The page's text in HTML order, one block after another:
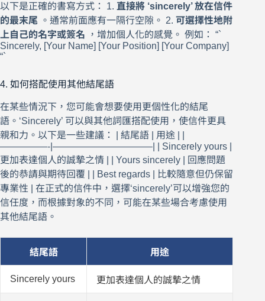
以下是正確的書寫方式： 1. 直接將 ‘sincerely’ 放在信件
的最末尾 。通常前面應有一隔行空隙。 2. 可選擇性地附
上自己的名字或簽名
，增加個人化的感覺。 例如： “`
Sincerely, [Your Name] [Your Position] [Your Company]
“`
4. 如何搭配使用其他結尾語
在某些情況下，您可能會想要使用更個性化的結尾
語。‘Sincerely’ 可以與其他詞匯搭配使用，使信件更具
親和力。以下是一些建議： | 結尾語 | 用途 | |
—————-|——————————–| | Sincerely yours |
更加表達個人的誠摯之情 | | Yours sincerely | 回應問題
後的恭請與期待回覆 | | Best regards | 比較隨意但仍保留
專業性 | 在正式的信件中，選擇‘sincerely’可以增強您的
信任度，而根據對象的不同，可能在某些場合考慮使用
其他結尾語。
結尾語 用途
Sincerely yours 更加表達個人的誠摯之情